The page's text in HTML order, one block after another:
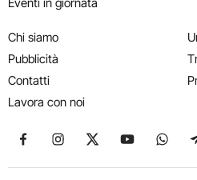
Chi siamo
Pubblicità
Contatti
Lavora con noi
Seguici su Facebook
Seguici su Instagram
Seguici su X
Seguici su